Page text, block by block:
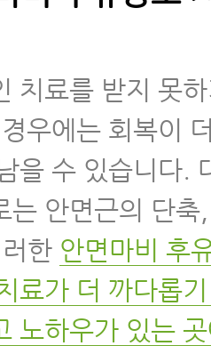
치료를 받지 못
우에는 회복이
을 수 있습니다.
는 안면근의 단축
한 안면마비 후
료가 더 까다롭
노하우가 있는